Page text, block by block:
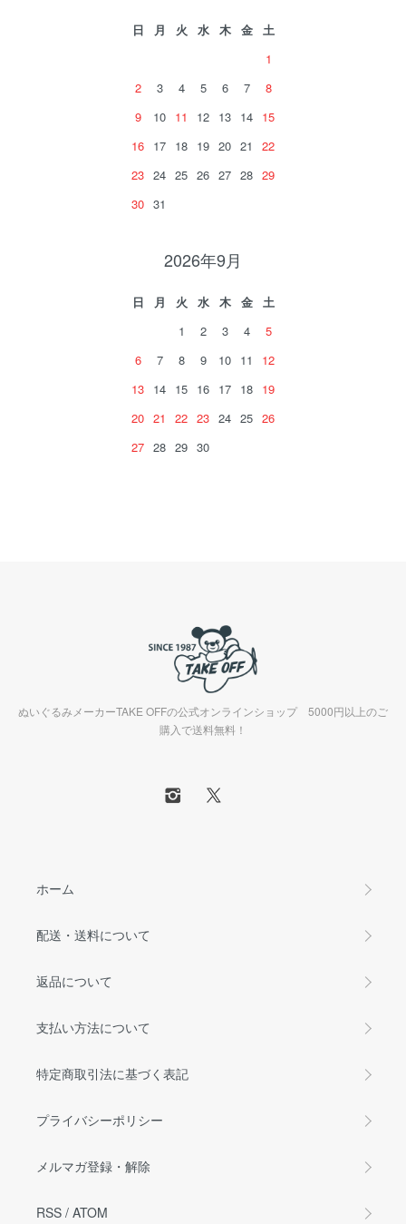
日 月 火 水 木 金
土
1
2
3 4 5 6 7
8
9
10 11 12 13 14 15
16 17 18 19 20 21
22
23 24 25 26 27 28 29
30 31
2026年9月
日 月 火 水 木 金
土
1
2 3 4
5
6
7 8 9 10 11
12
13 14 15 16 17 18 19
20 21 22 23 24 25 26
27 28 29 30
ぬいぐるみメーカーTAKE OFFの公式オンラインショップ 5000円以上のご
購入で送料無料！
ホーム
配送・送料について
返品について
支払い方法について
特定商取引法に基づく表記
プライバシーポリシー
メルマガ登録・解除
RSS / ATOM